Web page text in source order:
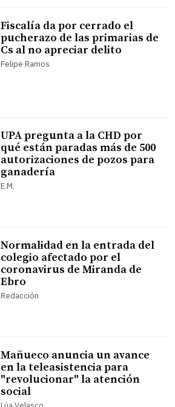
Fiscalía da por cerrado el
pucherazo de las primarias de
Cs al no apreciar delito
Felipe Ramos
UPA pregunta a la CHD por
qué están paradas más de 500
autorizaciones de pozos para
ganadería
E.M.
Normalidad en la entrada del
colegio afectado por el
coronavirus de Miranda de
Ebro
Redacción
Mañueco anuncia un avance
en la teleasistencia para
"revolucionar" la atención
social